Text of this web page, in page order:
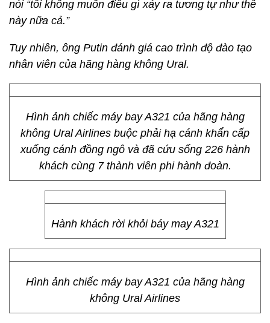
nói “tôi không muốn điều gì xảy ra tương tự như thế
này nữa cả.”
Tuy nhiên, ông Putin đánh giá cao trình độ đào tạo
nhân viên của hãng hàng không Ural.
Hình ảnh chiếc máy bay A321 của hãng hàng
không Ural Airlines buộc phải hạ cánh khẩn cấp
xuống cánh đồng ngô và đã cứu sống 226 hành
khách cùng 7 thành viên phi hành đoàn.
Hành khách rời khỏi báy may A321
Hình ảnh chiếc máy bay A321 của hãng hàng
không Ural Airlines